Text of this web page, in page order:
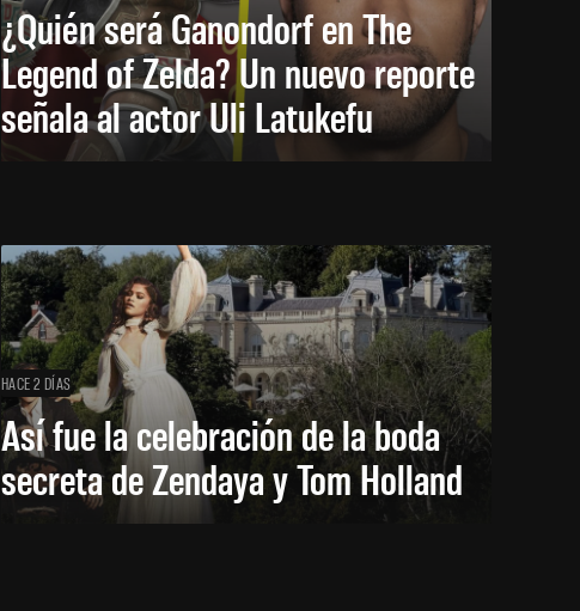
¿Quién será Ganondorf en The
Legend of Zelda? Un nuevo reporte
señala al actor Uli Latukefu
HACE 2 DÍAS
Así fue la celebración de la boda
secreta de Zendaya y Tom Holland